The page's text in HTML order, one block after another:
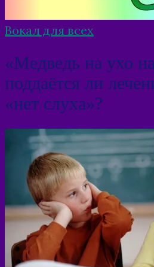
Вокал для всех
«Медведь на ухо
поддаётся ли
«нет слуха»?